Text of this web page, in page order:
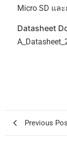
Micro SD แล
Datasheet
Previous